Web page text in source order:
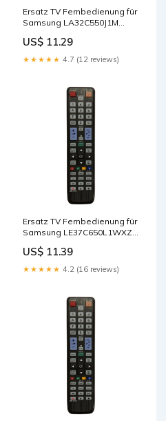
Ersatz TV Fernbedienung für
Samsung LA32C550J1M
US$ 11.29
★★★★★ 4.7 (12 reviews)
Ersatz TV Fernbedienung für
Samsung LE37C650L1WXZG
US$ 11.39
★★★★★ 4.2 (16 reviews)